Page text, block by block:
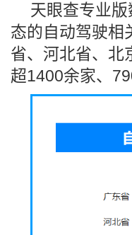
天眼查专业
态的自动驾驶相
省、河北省、北
超1400余家、